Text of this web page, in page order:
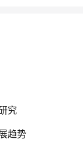
究
趋势